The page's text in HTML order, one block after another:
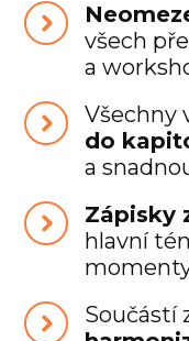
všech
a
Všechny
do
a
Zápisky
hlavní
Součástí